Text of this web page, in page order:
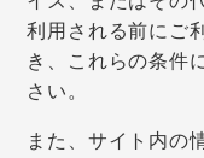
利用される前にご
き、これらの条件
さい。
また、サイト内の